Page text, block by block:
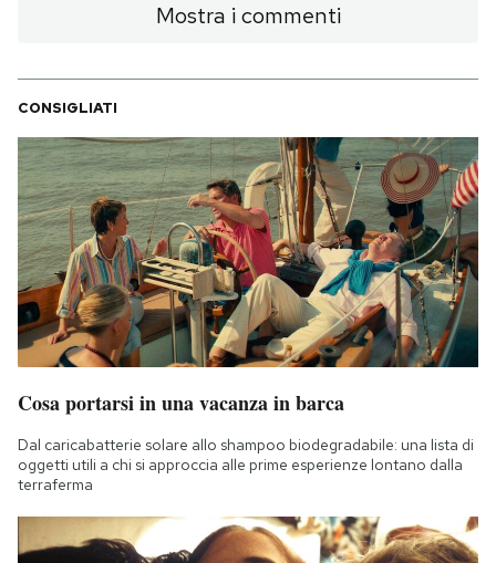
Mostra i commenti
CONSIGLIATI
Cosa portarsi in una vacanza in barca
Dal caricabatterie solare allo shampoo biodegradabile: una lista di
oggetti utili a chi si approccia alle prime esperienze lontano dalla
terraferma